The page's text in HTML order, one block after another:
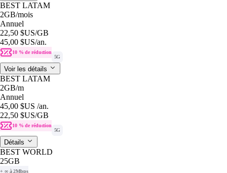
BEST LATAM
2GB/mois
Annuel
22,50 $US/GB
45,00 $US/an.
10 % de réduction
5G
Voir les détails
BEST LATAM
2GB/m
Annuel
45,00 $US /an.
22,50 $US/GB
10 % de réduction
5G
Détails
BEST WORLD
25GB
+ ∞ à 2Mbps